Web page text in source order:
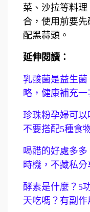
菜、沙拉等料
合，使用前要
配黑蒜頭。
延伸閱讀：
乳酸菌是益生
略，健康補充一
珍珠粉孕婦可以
不要搭配5種食
喝醋的好處多
時機，不藏私分
酵素是什麼？5
天吃嗎？有副作